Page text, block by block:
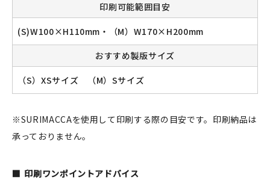
よくある質問
お問い合わせ
印刷可能範囲目安
(S)W100×H110mm・（M）W170×H200mm
おすすめ製版サイズ
（S）XSサイズ （M）Sサイズ
※SURIMACCAを使用して印刷する際の目安です。印刷納品は
承っておりません。
印刷ワンポイントアドバイス